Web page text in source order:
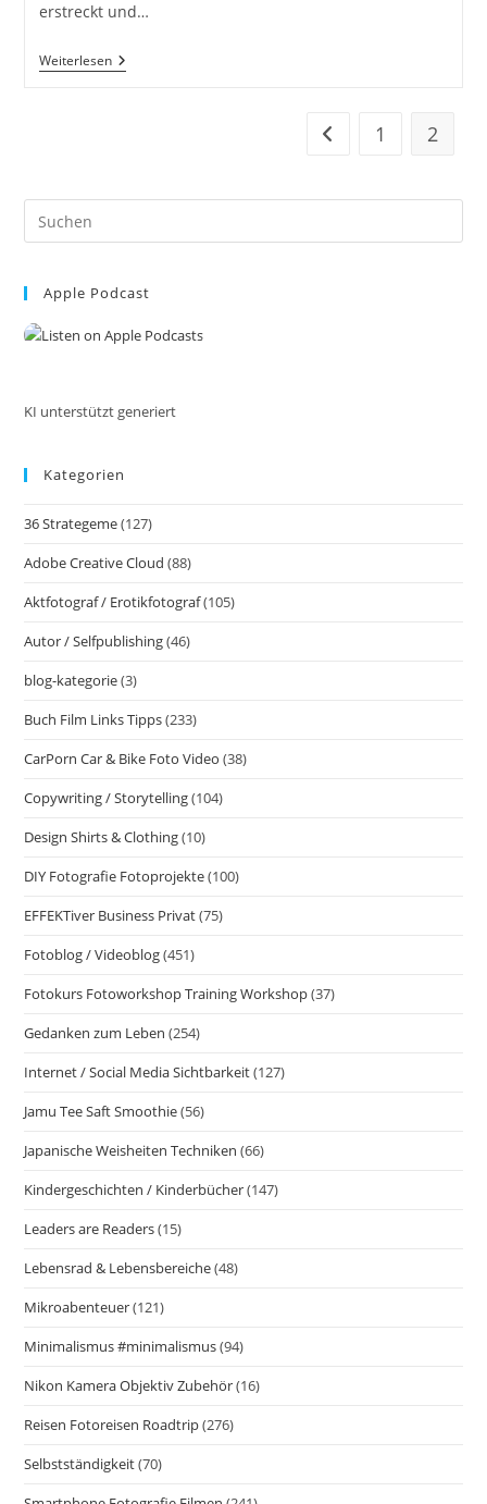
erstreckt und…
WeiterlesenZakopane
Im
Tatra-
Zur vorherigen Seite
1 2
Apple Podcast
KI unterstützt generiert
Kategorien
36 Strategeme(127)
Adobe Creative Cloud (88)
Aktfotograf / Erotikfotograf(105)
Autor / Selfpublishing(46)
blog-kategorie(3)
Buch Film Links Tipps(233)
CarPorn Car & Bike Foto Video (38)
Copywriting / Storytelling(104)
Design Shirts & Clothing(10)
DIY Fotografie Fotoprojekte(100)
EFFEKTiver Business Privat(75)
Fotoblog / Videoblog(451)
Fotokurs Fotoworkshop Training Workshop(37)
Gedanken zum Leben (254)
Internet / Social Media Sichtbarkeit(127)
Jamu Tee Saft Smoothie(56)
Japanische Weisheiten Techniken (66)
Kindergeschichten / Kinderbücher(147)
Leaders are Readers(15)
Lebensrad & Lebensbereiche(48)
Mikroabenteuer(121)
Minimalismus #minimalismus(94)
Nikon Kamera Objektiv Zubehör(16)
Reisen Fotoreisen Roadtrip(276)
Selbstständigkeit(70)